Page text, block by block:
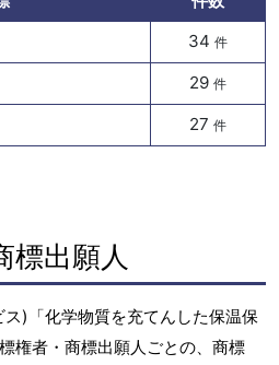
34 件
29 件
27 件
標出願人
)「化学物質を充てんした保温保
権者・商標出願人ごとの、商標